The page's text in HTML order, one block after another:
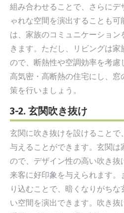
組み合わせることで、さらにデ
ゃれな空間を演出することも
は、家族のコミュニケーショ
きます。ただし、リビングは
ので、断熱性や空調効率を考慮
高気密・高断熱の住宅にし、
策を行いましょう。
3-2. 玄関吹き抜け
玄関に吹き抜けを設けることで
与えることができます。玄関は
ので、デザイン性の高い吹き抜
来客に好印象を与えられます。
り込むことで、暗くなりがちな
い空間を演出できます。吹き抜